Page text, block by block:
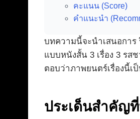
คะแนน (Score)
คำแนะนำ
บทความนี้จะนำเสนอการ
แบบหนังสั้น 3 เรื่อง 3 รส
ตอบว่าภาพยนตร์เรื่องนี้เ
ประเด็นสำคัญ